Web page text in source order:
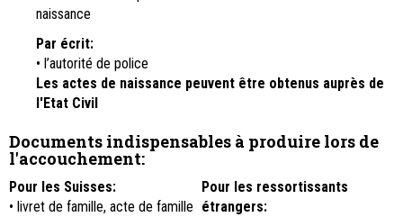
naissance
Par écrit:
• l’autorité de police
Les actes de naissance peuvent être obtenus auprès de
l'Etat Civil
Documents indispensables à produire lors de
l'accouchement:
Pour les Suisses:
• livret de famille, acte de famille
Pour les ressortissants
étrangers: